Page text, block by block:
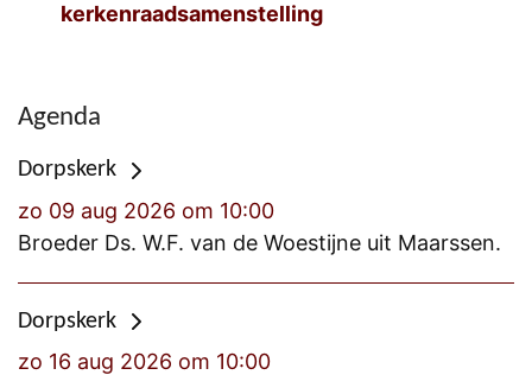
kerkenraadsamenstelling
Agenda
Dorpskerk
zo 09 aug 2026 om 10:00
Broeder Ds. W.F. van de Woestijne uit Maarssen.
Dorpskerk
zo 16 aug 2026 om 10:00